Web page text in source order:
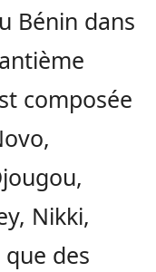
Bénin dans
composée
Nikki,
des